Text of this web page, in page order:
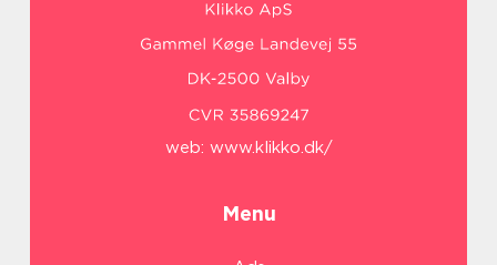
web: www.klikko.dk/
Menu